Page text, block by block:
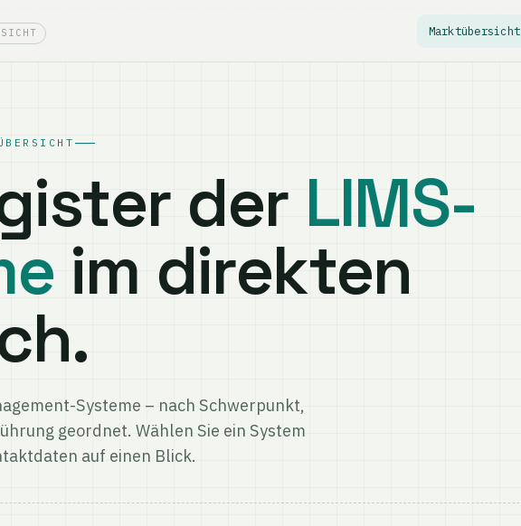
Marktübersicht
der LIMS-
im direkten
Systeme – nach Schwerpunkt,
geordnet. Wählen Sie ein System
auf einen Blick.